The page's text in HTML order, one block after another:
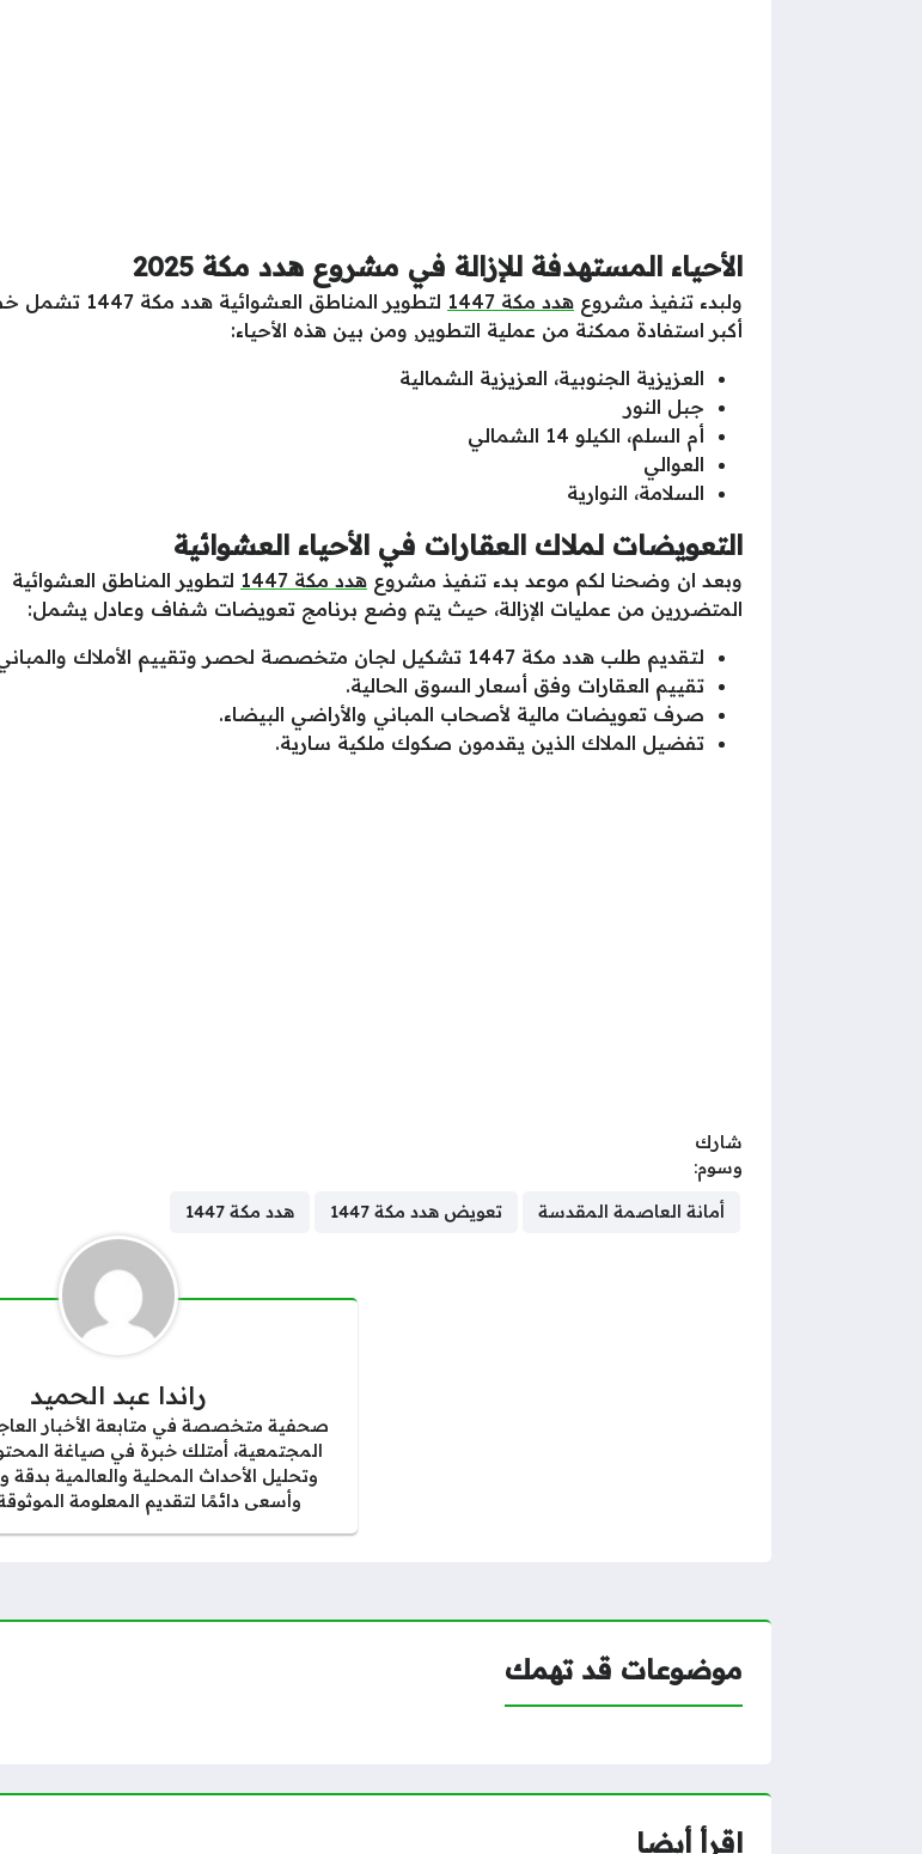
الأحياء المستهدفة للإزالة في مشروع هدد مكة 2025
ولبدء تنفيذ مشروع هدد مكة 1447
أكبر استفادة ممكنة من عملية التطوير, ومن بين هذه الأحياء:
العزيزية الجنوبية، العزيزية الشمالية
جبل النور
أم السلم، الكيلو 14 الشمالي
العوالي
السلامة، النوارية
التعويضات لملاك العقارات في الأحياء العشوائية
وبعد ان وضحنا لكم موعد بدء تنفيذ مشروع هدد مكة 1447
لتطوير المناطق
المتضررين من عمليات الإزالة، حيث يتم وضع برنامج تعويضات شفاف وعادل يشمل:
لتقديم طلب هدد مكة 1447 تشكيل لجان متخصصة لحصر وتقييم الأملاك والمباني.
تقييم العقارات وفق أسعار السوق الحالية.
صرف تعويضات مالية لأصحاب المباني والأراضي البيضاء.
تفضيل الملاك الذين يقدمون صكوك ملكية سارية.
شارك
وسوم:
أمانة العاصمة المقدسة تعويض هدد مكة 1447 هدد مكة 1447
راندا عبد الحميد
صحفية متخصصة في متابعة الأخبار
المجتمعية، أمتلك خبرة في صياغة
وتحليل الأحداث المحلية والعالمية بدقة
وأسعى دائمًا لتقديم المعلومة
موضوعات قد تهمك
اقرأ أيضا